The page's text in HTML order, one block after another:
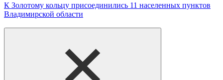
К Золотому кольцу присоединились 11 населенных пунктов
Владимирской области